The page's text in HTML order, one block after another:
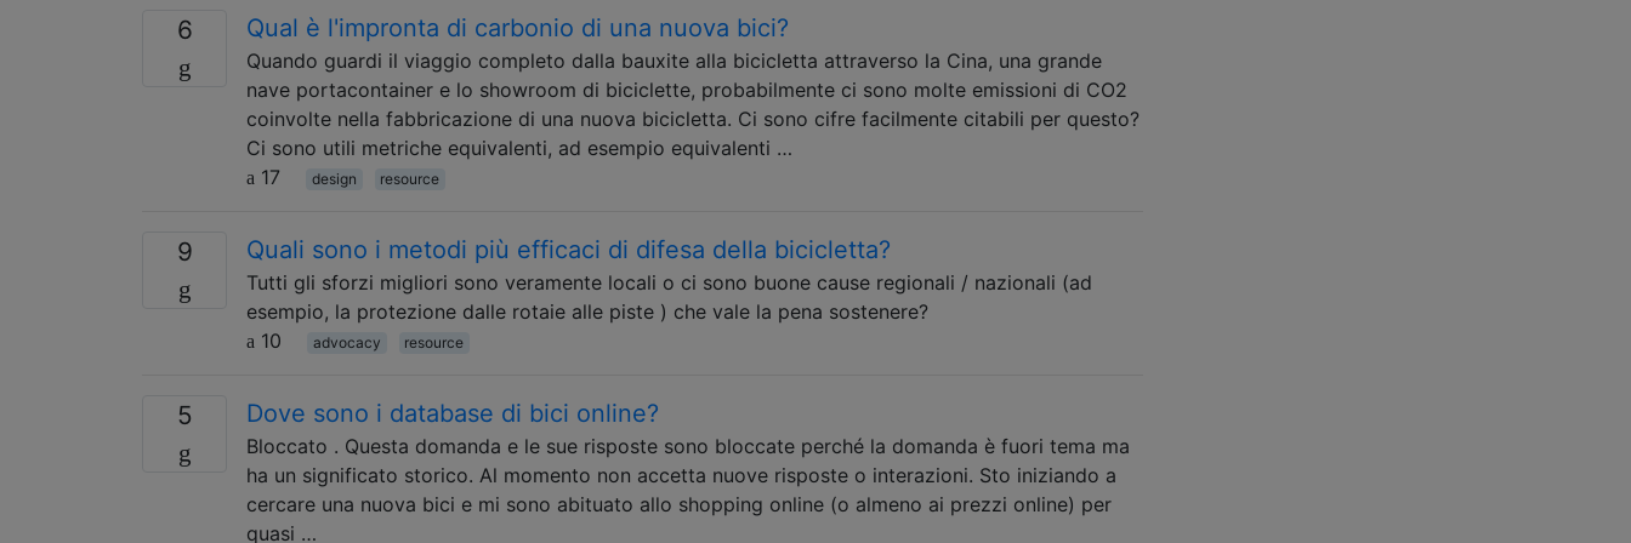
6 Qual è l'impronta di carbonio di una nuova bici?
Quando guardi il viaggio completo dalla bauxite alla bicicletta attraverso la Cina, una grande
nave portacontainer e lo showroom di biciclette, probabilmente ci sono molte emissioni di CO2
coinvolte nella fabbricazione di una nuova bicicletta. Ci sono cifre facilmente citabili per questo?
Ci sono utili metriche equivalenti, ad esempio equivalenti …
17
design resource
9 Quali sono i metodi più efficaci di difesa della bicicletta?
Tutti gli sforzi migliori sono veramente locali o ci sono buone cause regionali / nazionali (ad
esempio, la protezione dalle rotaie alle piste ) che vale la pena sostenere?
10
advocacy resource
5 Dove sono i database di bici online?
Bloccato . Questa domanda e le sue risposte sono bloccate perché la domanda è fuori tema ma
ha un significato storico. Al momento non accetta nuove risposte o interazioni. Sto iniziando a
cercare una nuova bici e mi sono abituato allo shopping online (o almeno ai prezzi online) per
quasi …